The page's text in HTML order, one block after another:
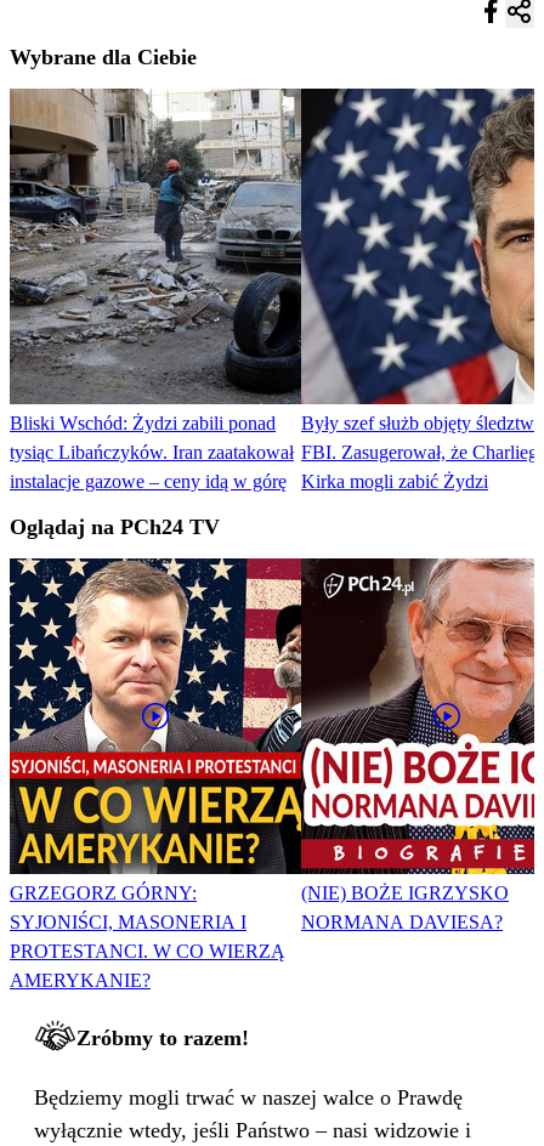
Wybrane dla Ciebie
Bliski Wschód: Żydzi zabili ponad
tysiąc Libańczyków. Iran zaatakował
instalacje gazowe – ceny idą w górę
Były szef służb objęty
FBI. Zasugerował, że
Kirka mogli zabić Żydzi
Oglądaj na PCh24 TV
GRZEGORZ GÓRNY:
SYJONIŚCI, MASONERIA I
PROTESTANCI. W CO WIERZĄ
AMERYKANIE?
(NIE) BOŻE IGRZYSKO
NORMANA DAVIESA?
Zróbmy to razem!
Będziemy mogli trwać w naszej walce o Prawdę
wyłącznie wtedy, jeśli Państwo – nasi widzowie i